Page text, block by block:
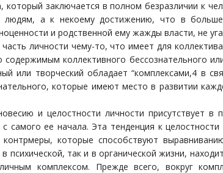
заключается в полном безразличии к
а к некоему достижению, что в
и родственной ему жажды власти, не
личности чему-то, что имеет для
коллективного бессознательного
или творческий обладает “комплексами,4 в
которые имеют место в развитии
и целостности личности присутствует в
ее начала. Эта тенденция к целостности
которые способствуют
психической, так и в органической жизни,
комплексом. Прежде всего, вокруг